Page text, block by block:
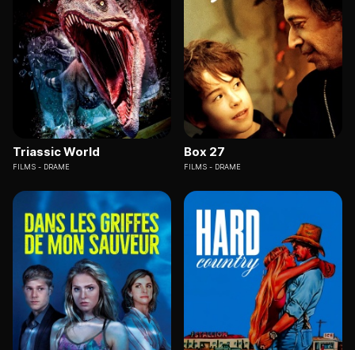
Triassic World
FILMS DRAME
Box 27
FILMS DRAME